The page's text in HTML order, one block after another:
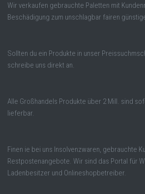
Wir verkaufen gebrauchte Paletten mit
Beschädigung zum unschlagbar fairen
Sollten du ein Produkte in unser
schreibe uns direkt an.
Alle Großhandels Produkte über 2 Mill. sind
lieferbar.
Finen ie bei uns Insolvenzwaren, gebrauchte
Restpostenangebote. Wir sind das Portal für
Ladenbesitzer und Onlineshopbetreiber.